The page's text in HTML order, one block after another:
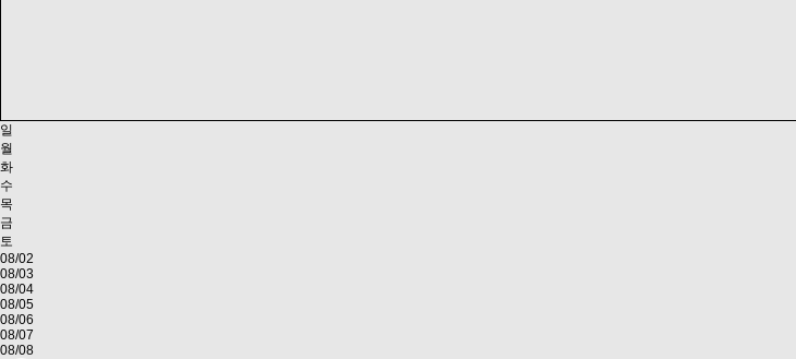
일
월
화
수
목
금
토
08/02
08/03
08/04
08/05
08/06
08/07
08/08